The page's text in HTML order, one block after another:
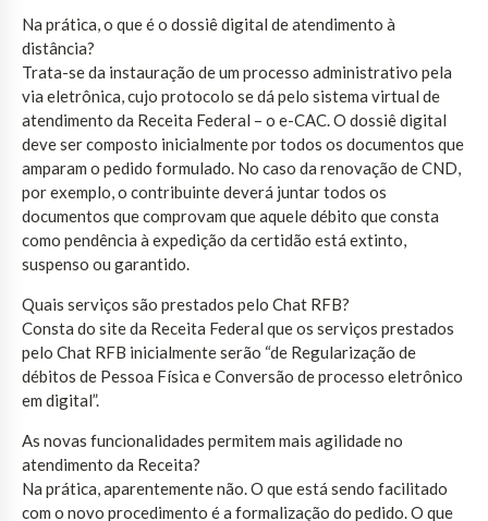
Na prática, o que é o dossiê digital de atendimento à
distância?
Trata-se da instauração de um processo administrativo pela
via eletrônica, cujo protocolo se dá pelo sistema virtual de
atendimento da Receita Federal – o e-CAC. O dossiê digital
deve ser composto inicialmente por todos os documentos que
amparam o pedido formulado. No caso da renovação de CND,
por exemplo, o contribuinte deverá juntar todos os
documentos que comprovam que aquele débito que consta
como pendência à expedição da certidão está extinto,
suspenso ou garantido.
Quais serviços são prestados pelo Chat RFB?
Consta do site da Receita Federal que os serviços prestados
pelo Chat RFB inicialmente serão “de Regularização de
débitos de Pessoa Física e Conversão de processo eletrônico
em digital”.
As novas funcionalidades permitem mais agilidade no
atendimento da Receita?
Na prática, aparentemente não. O que está sendo facilitado
com o novo procedimento é a formalização do pedido. O que